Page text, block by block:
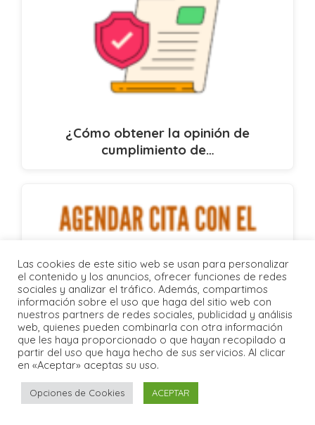
¿Cómo obtener la opinión de
cumplimiento de…
Las cookies de este sitio web se usan para personalizar
el contenido y los anuncios, ofrecer funciones de redes
sociales y analizar el tráfico. Además, compartimos
información sobre el uso que haga del sitio web con
nuestros partners de redes sociales, publicidad y análisis
web, quienes pueden combinarla con otra información
que les haya proporcionado o que hayan recopilado a
partir del uso que haya hecho de sus servicios. Al clicar
en «Aceptar» aceptas su uso.
Opciones de Cookies ACEPTAR